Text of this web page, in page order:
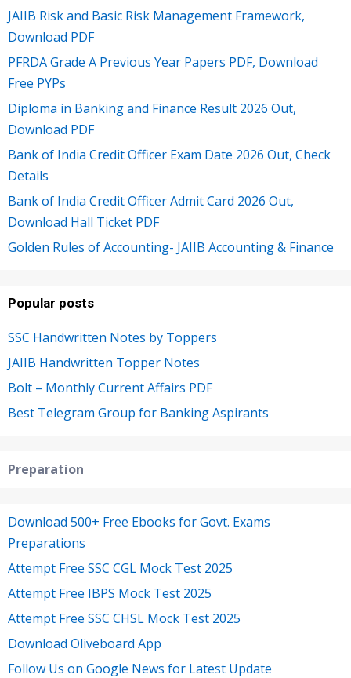
JAIIB Risk and Basic Risk Management Framework,
Download PDF
PFRDA Grade A Previous Year Papers PDF, Download
Free PYPs
Diploma in Banking and Finance Result 2026 Out,
Download PDF
Bank of India Credit Officer Exam Date 2026 Out, Check
Details
Bank of India Credit Officer Admit Card 2026 Out,
Download Hall Ticket PDF
Golden Rules of Accounting- JAIIB Accounting & Finance
Popular posts
SSC Handwritten Notes by Toppers
JAIIB Handwritten Topper Notes
Bolt – Monthly Current Affairs PDF
Best Telegram Group for Banking Aspirants
Preparation
Download 500+ Free Ebooks for Govt. Exams
Preparations
Attempt Free SSC CGL Mock Test 2025
Attempt Free IBPS Mock Test 2025
Attempt Free SSC CHSL Mock Test 2025
Download Oliveboard App
Follow Us on Google News for Latest Update